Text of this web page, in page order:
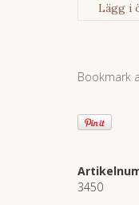
Lägg i
3450